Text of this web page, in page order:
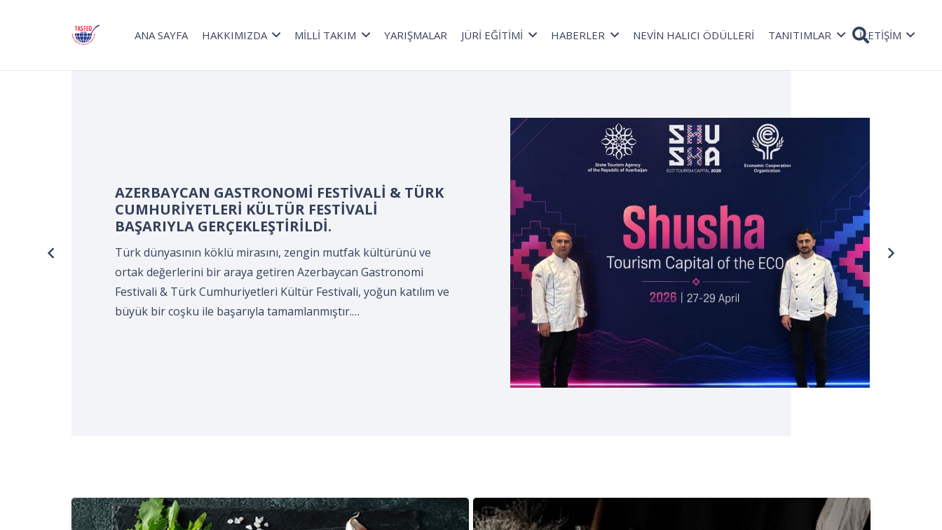
ANA SAYFA HAKKIMIZDA MİLLİ TAKIM YARIŞMALAR JÜRİ EĞİTİMİ HABERLER NEVİN HALICI ÖDÜLLERİ TANITIMLAR İLETİŞİM
Devir Teslim ve Önlük Bağlama Programı*,
Kocaeli Süleyman Demirel Kültür Merkezi’nde,
KOCAELİ Aşçılar ve Turizmciler Derneği
tarafından gerçekleştirildi.
Turizm Haftası kapsamında düzenlenen *Kepçe Devir Teslim ve
Önlük Bağlama Programı*, Kocaeli Süleyman Demirel Kültür
Merkezi’nde, Kocaeli Aşçılar ve Turizmciler Derneği tarafından
gerçekleştirildi. Kocaeli Aşçılar ve Turizmciler Derneği; coğrafi